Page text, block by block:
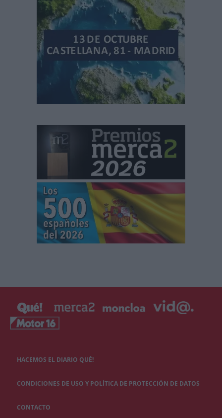
HACEMOS EL DIARIO QUÉ!
CONDICIONES DE USO Y POLÍTICA DE PROTECCIÓN DE DATOS
CONTACTO